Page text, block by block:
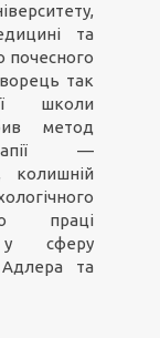
та
почесного
так
школи
метод
—
колишній
праці
у сферу
Адлера та